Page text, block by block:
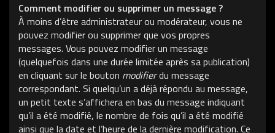
Comment modifier ou supprimer un message ?
À moins d’être administrateur ou modérateur, vous ne
pouvez modifier ou supprimer que vos propres
messages. Vous pouvez modifier un message
(quelquefois dans une durée limitée après sa publication)
en cliquant sur le bouton modifierdu message
correspondant. Si quelqu’un a déjà répondu au message,
un petit texte s’affichera en bas du message indiquant
qu’il a été modifié, le nombre de fois qu’il a été modifié
ainsi que la date et l’heure de la dernière modification. Ce